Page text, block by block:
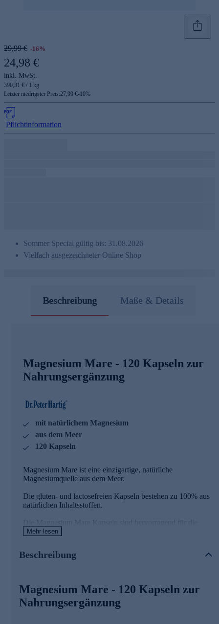
29,99 € -16%
24,98 €
inkl. MwSt.
390,31 € / 1 kg
Letzter niedrigster Preis:27,99 €-10%
Pflichtinformation
Sommer Special gültig bis: 31.08.2026
Vielfach ausgezeichneter Online Shop
Beschreibung Maße & Details
Magnesium Mare - 120 Kapseln zur
Nahrungsergänzung
mit natürlichem Magnesium
aus dem Meer
120 Kapseln
Magnesium Mare ist eine einzigartige, natürliche
Magnesiumquelle aus dem Meer.
Die gluten- und lactosefreien Kapseln bestehen zu 100% aus
natürlichen Inhaltsstoffen.
Die Magnesium Mare Kapseln sind hervorragend für die
tägliche Nahrungsergänzung geeignet.
Kapseln mit Magnesium
Magnesium trägt zur Erhaltung normaler Knochen bei
Magnesium trägt zur Erhaltung normaler Zähne bei
Mehr lesen
Beschreibung
Magnesium Mare - 120 Kapseln zur
Nahrungsergänzung